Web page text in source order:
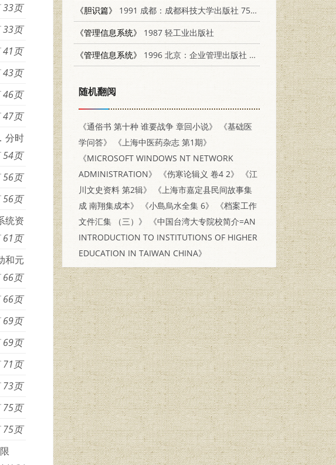
33
33
41
43
46
47
分时
54
56
56
统资
61
和元
66
66
69
69
71
73
75
75
《胆识篇》
1991 成都：成都科技大学出版社 7561610238
《管理信息系统》
1987 轻工业出版社
《管理信息系统》
1996 北京：企业管理出版社 7800018040
随机翻阅
《通俗书 第十种 谁要战争 章回小说》
《基础医
学问答》
《上海中医药杂志 第1期》
《MICROSOFT WINDOWS NT NETWORK
ADMINISTRATION》
《伤寒论辑义 卷4 2》
《江
川文史资料 第2辑》
《上海市嘉定县民间故事集
成 南翔集成本》
《小島烏水全集 6》
《档案工作
文件汇集 （三）》
《中国台湾大专院校简介=AN
INTRODUCTION TO INSTITUTIONS OF HIGHER
EDUCATION IN TAIWAN CHINA》